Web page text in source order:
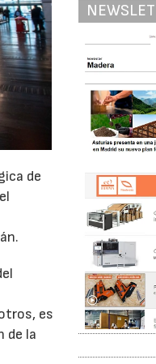
de
es
de la